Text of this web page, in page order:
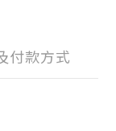
付款方式